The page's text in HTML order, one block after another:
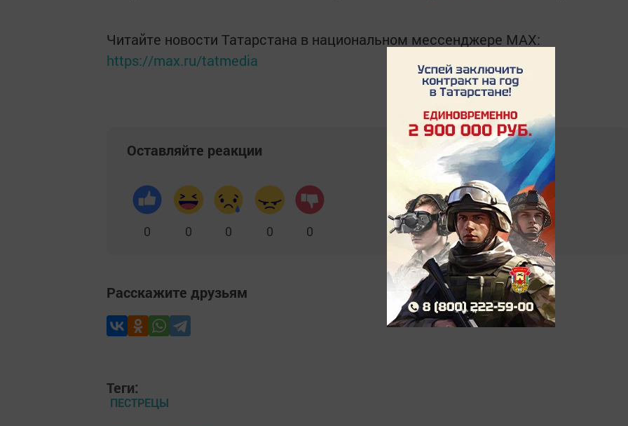
Читайте новости Татарстана в национальном мессенджере MАХ:
https://max.ru/tatmedia
Оставляйте реакции
0 0 0 0 0
Расскажите друзьям
Теги:
ПЕСТРЕЦЫ